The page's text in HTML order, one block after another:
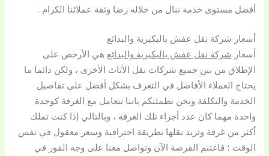
أفضل مستوى خدمة ننال من خلاله رضا وثقة عملائنا الكرام .
أسعار شركة نقل عفش بالبكيرية والبدائع
أسعار شركة نقل عفش بالبكيرية والبدائع هي الأرخص على
الإطلاق من بين جميع شركات نقل الأثاث الأخرى ، ولكن دائما ما
يحتاج العملاء الأفاضل في التعرف بشكل أفضل على تفاصيل
الخدمة والتكلفة ونحن نطمئنكم باننا نتعامل مع الغرفة كوحدة
واحدة مهما كان عدد أجزاء تلك الغرفة ، وبالتالي إذا كنت تملك
أكثر من غرفة وتريد نقلها بطريقة احترافية وسعر معقول في نفس
الوقت ؛ فاغتنم الفرصة الآن وتواصل معنا على وجه الفور في